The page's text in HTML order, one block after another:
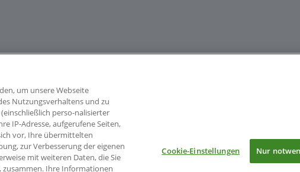
um unsere Webseite
Nutzungsverhaltens und zu
perso-nalisierter
IP-Adresse, aufgerufene Seiten,
vor, Ihre übermittelten
zur Verbesserung der eigenen
mit weiteren Daten, die Sie
zusammen. Ihre Informationen
Cookie-Einstellungen Nur